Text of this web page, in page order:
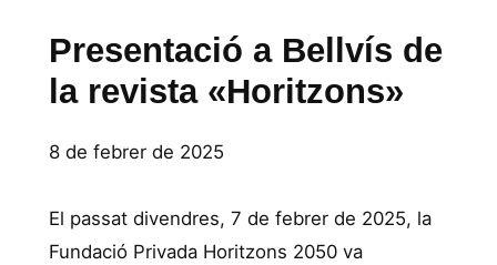
Presentació a Bellvís de
la revista «Horitzons»
8 de febrer de 2025
El passat divendres, 7 de febrer de 2025, la
Fundació Privada Horitzons 2050 va